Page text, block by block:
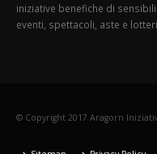
iniziative benefiche di
eventi, spettacoli, aste e
© Copyright 2017 Aragorn